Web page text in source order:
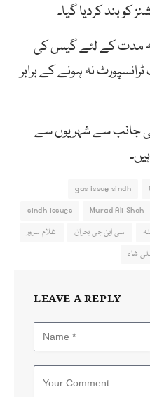
بند کردیا گیا۔
مدت کے لئے گیس کی
نہ ہونے کے برابر
کی جانب سے شہریوں سے
gas issue sindh
Murad Ali Shah
sindh issues
سی این جی بحران
غلام سرور
شاہ
LEAVE A REPLY